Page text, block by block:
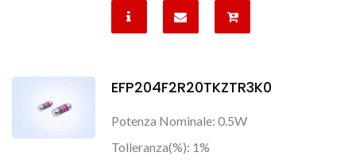
EFP204F2R20TKZTR3K0
Potenza Nominale: 0.5W
Tolleranza(%): 1%